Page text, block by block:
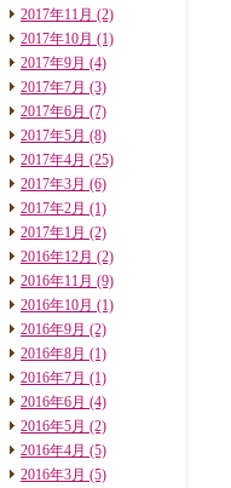
2017年11月 (2)
2017年10月 (1)
2017年9月 (4)
2017年7月 (3)
2017年6月 (7)
2017年5月 (8)
2017年4月 (25)
2017年3月 (6)
2017年2月 (1)
2017年1月 (2)
2016年12月 (2)
2016年11月 (9)
2016年10月 (1)
2016年9月 (2)
2016年8月 (1)
2016年7月 (1)
2016年6月 (4)
2016年5月 (2)
2016年4月 (5)
2016年3月 (5)